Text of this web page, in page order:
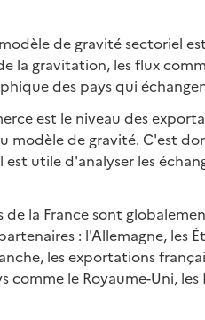
de gravité sectoriel
la gravitation, les flux
des pays qui
est le niveau des
de gravité. C'est
utile d'analyser les
la France sont
: l'Allemagne, les
les exportations
le Royaume-Uni, les